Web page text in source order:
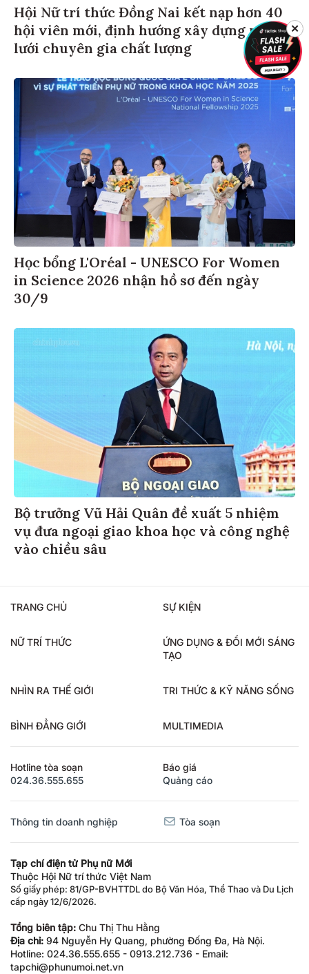
Hội Nữ trí thức Đồng Nai kết nạp hơn 40
hội viên mới, định hướng xây dựng mạng
lưới chuyên gia chất lượng
Học bổng L'Oréal - UNESCO For Women
in Science 2026 nhận hồ sơ đến ngày
30/9
Bộ trưởng Vũ Hải Quân đề xuất 5 nhiệm
vụ đưa ngoại giao khoa học và công nghệ
vào chiều sâu
TRANG CHỦ SỰ KIỆN
NỮ TRÍ THỨC
ỨNG DỤNG & ĐỔI MỚI SÁNG
TẠO
NHÌN RA THẾ GIỚI TRI THỨC & KỸ NĂNG SỐNG
BÌNH ĐẲNG GIỚI MULTIMEDIA
Hotline tòa soạn
024.36.555.655
Báo giá
Quảng cáo
Thông tin doanh nghiệp Tòa soạn
Tạp chí điện tử Phụ nữ Mới
Thuộc Hội Nữ trí thức Việt Nam
Số giấy phép: 81/GP-BVHTTDL do Bộ Văn Hóa, Thể Thao và Du Lịch
cấp ngày 12/6/2026.
Tổng biên tập: Chu Thị Thu Hằng
Địa chỉ: 94 Nguyễn Hy Quang, phường Đống Đa, Hà Nội.
Hotline: 024.36.555.655 - 0913.212.736 - Email:
tapchi@phunumoi.net.vn
✕